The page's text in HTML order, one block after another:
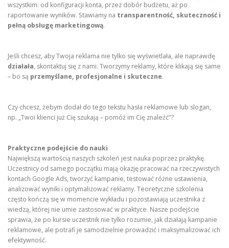
wszystkim: od konfiguracji konta, przez dobór budżetu, aż po
raportowanie wyników. Stawiamy na transparentność, skuteczność i
pełną obsługę marketingową.
Jeśli chcesz, aby Twoja reklama nie tylko się wyświetlała, ale naprawdę
działała, skontaktuj się z nami. Tworzymy reklamy, które klikają się same
– bo są przemyślane, profesjonalne i skuteczne.
Czy chcesz, żebym dodał do tego tekstu hasła reklamowe lub slogan,
np. „Twoi klienci już Cię szukają – pomóż im Cię znaleźć”?
Praktyczne podejście do nauki
Największą wartością naszych szkoleń jest nauka poprzez praktykę.
Uczestnicy od samego początku mają okazję pracować na rzeczywistych
kontach Google Ads, tworzyć kampanie, testować różne ustawienia,
analizować wyniki i optymalizować reklamy. Teoretyczne szkolenia
często kończą się w momencie wykładu i pozostawiają uczestnika z
wiedzą, której nie umie zastosować w praktyce. Nasze podejście
sprawia, że po kursie uczestnik nie tylko rozumie, jak działają kampanie
reklamowe, ale potrafi je samodzielnie prowadzić i maksymalizować ich
efektywność.